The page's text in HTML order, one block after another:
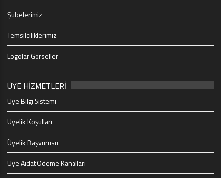
Şubelerimiz
Temsilciliklerimiz
Logolar Görseller
ÜYE HİZMETLERİ
Üye Bilgi Sistemi
Üyelik Koşulları
Üyelik Başvurusu
Üye Aidat Ödeme Kanalları